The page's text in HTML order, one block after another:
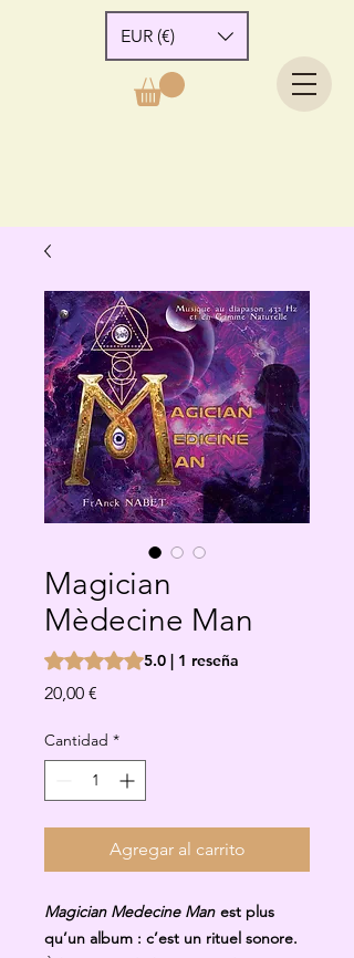
EUR (€)
Magician
Mèdecine Man
Según 1 reseña, la calificación es de
5.0 | 1 reseña
20,00 €
Cantidad *
Agregar al carrito
Magician Medecine Man est plus
qu’un album : c’est un rituel sonore.